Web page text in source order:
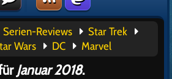
Serien-Reviews
Star Trek
Wars DC Marvel
Januar 2018.